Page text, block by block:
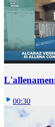
00:30